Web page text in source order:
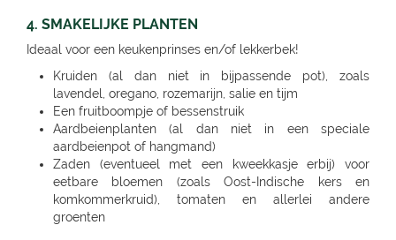
4. SMAKELIJKE PLANTEN
Ideaal voor een keukenprinses en/of lekkerbek!
Kruiden (al dan niet in bijpassende pot), zoals
lavendel, oregano, rozemarijn, salie en tijm
Een fruitboompje of bessenstruik
Aardbeienplanten (al dan niet in een speciale
aardbeienpot of hangmand)
Zaden (eventueel met een kweekkasje erbij) voor
eetbare bloemen (zoals Oost-Indische kers en
komkommerkruid), tomaten en allerlei andere
groenten